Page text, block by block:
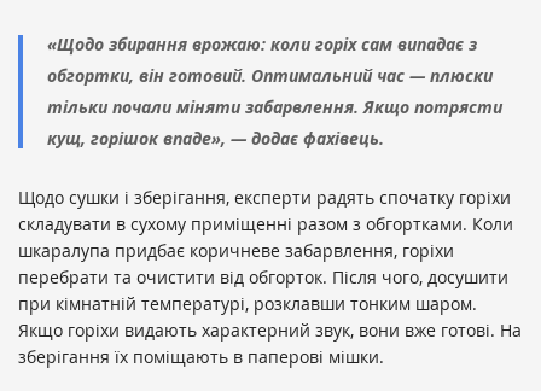
«Щодо збирання врожаю: коли горіх сам випадає з
обгортки, він готовий. Оптимальний час — плюски
тільки почали міняти забарвлення. Якщо потрясти
кущ, горішок впаде», — додає фахівець.
Щодо сушки і зберігання, експерти радять спочатку горіхи
складувати в сухому приміщенні разом з обгортками. Коли
шкаралупа придбає коричневе забарвлення, горіхи
перебрати та очистити від обгорток. Після чого, досушити
при кімнатній температурі, розклавши тонким шаром.
Якщо горіхи видають характерний звук, вони вже готові. На
зберігання їх поміщають в паперові мішки.